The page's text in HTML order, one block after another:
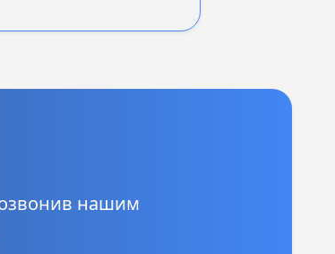
нашим